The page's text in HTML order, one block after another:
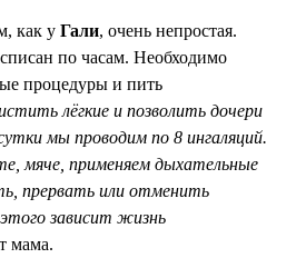
как у Гали, очень непростая.
по часам. Необходимо
процедуры и пить
лёгкие и позволить дочери
мы проводим по 8 ингаляций.
мяче, применяем дыхательные
прервать или отменить
зависит жизнь
мама.